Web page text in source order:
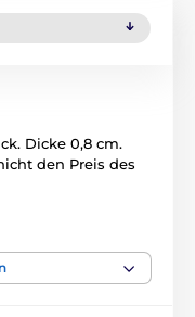
Dicke 0,8 cm.
den Preis des
eingeteilt